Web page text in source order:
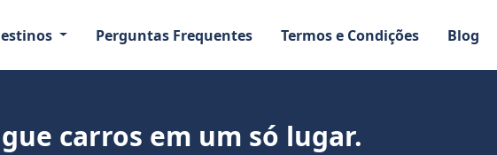
Perguntas Frequentes Termos e Condições Blog
carros em um só lugar.